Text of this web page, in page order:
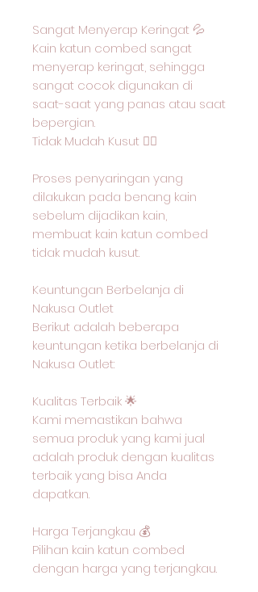
Sangat Menyerap Keringat 💦
Kain katun combed sangat
menyerap keringat, sehingga
sangat cocok digunakan di
saat-saat yang panas atau saat
bepergian.
Tidak Mudah Kusut 🙅‍♂️
Proses penyaringan yang
dilakukan pada benang kain
sebelum dijadikan kain,
membuat kain katun combed
tidak mudah kusut.
Keuntungan Berbelanja di
Nakusa Outlet
Berikut adalah beberapa
keuntungan ketika berbelanja di
Nakusa Outlet:
Kualitas Terbaik 🌟
Kami memastikan bahwa
semua produk yang kami jual
adalah produk dengan kualitas
terbaik yang bisa Anda
dapatkan.
Harga Terjangkau 💰
Pilihan kain katun combed
dengan harga yang terjangkau.